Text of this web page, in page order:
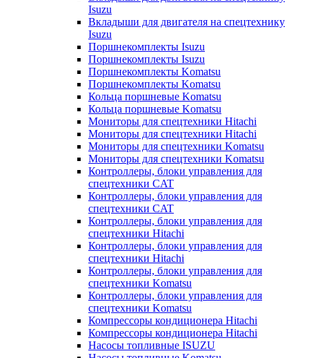
Isuzu
Вкладыши для двигателя на спецтехнику
Isuzu
Поршнекомплекты Isuzu
Поршнекомплекты Isuzu
Поршнекомплекты Komatsu
Поршнекомплекты Komatsu
Кольца поршневые Komatsu
Кольца поршневые Komatsu
Мониторы для спецтехники Hitachi
Мониторы для спецтехники Hitachi
Мониторы для спецтехники Komatsu
Мониторы для спецтехники Komatsu
Контроллеры, блоки управления для
спецтехники CAT
Контроллеры, блоки управления для
спецтехники CAT
Контроллеры, блоки управления для
спецтехники Hitachi
Контроллеры, блоки управления для
спецтехники Hitachi
Контроллеры, блоки управления для
спецтехники Komatsu
Контроллеры, блоки управления для
спецтехники Komatsu
Компрессоры кондиционера Hitachi
Компрессоры кондиционера Hitachi
Насосы топливные ISUZU